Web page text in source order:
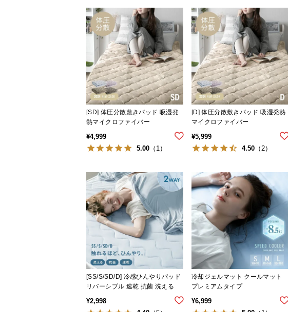
[SD] 体圧分散敷きパッド 吸湿発
熱マイクロファイバー
¥4,999
5.00 （1）
[D] 体圧分散敷きパッド 吸湿発熱
マイクロファイバー
¥5,999
4.50（2）
[SS/S/SD/D] 冷感ひんやりパッド
リバーシブル 速乾 抗菌 洗える
¥2,998
冷却ジェルマット クールマット
プレミアムタイプ
¥6,999